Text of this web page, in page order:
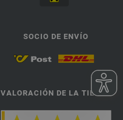
SOCIO DE ENVÍO
VALORACIÓN DE LA TIENDA